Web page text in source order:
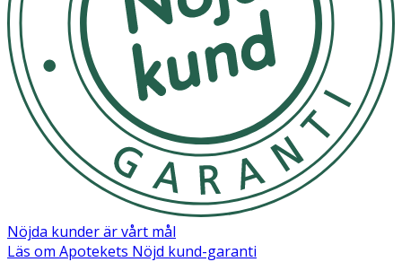
Nöjda kunder är vårt mål
Läs om Apotekets Nöjd kund-garanti